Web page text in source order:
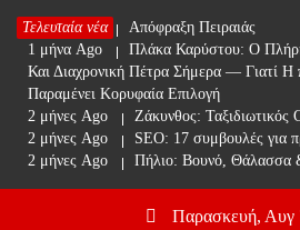
Skip
content
Τελευταία νέα
1 μήνα Ago
Απόφραξη Πειραιάς
1 μήνα Ago
Πλάκα Καρύστου: Ο
Και Διαχρονική Πέτρα Σήμερα — Γιατί
Παραμένει Κορυφαία Επιλογή
2 μήνες Ago
Ζάκυνθος:
2 μήνες Ago
SEO: 17 συμβουλές για
2 μήνες Ago
Πήλιο: Βουνό, Θάλασσα
Παρασκευή, Αυγ